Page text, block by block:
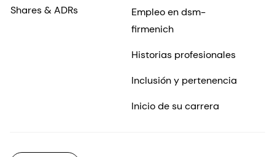
Shares & ADRs
Empleo en dsm-
firmenich
Historias profesionales
Inclusión y pertenencia
Inicio de su carrera